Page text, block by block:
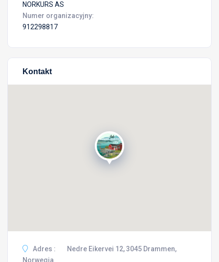
NORKURS AS
Numer organizacyjny:
912298817
Kontakt
Adres :
Nedre Eikervei 12, 3045 Drammen,
Norwegia